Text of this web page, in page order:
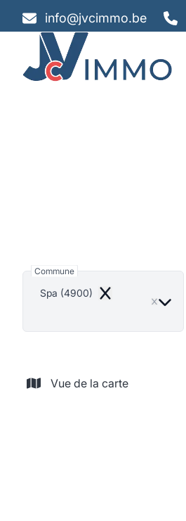
info@jvcimmo.be
Commune
Spa (4900)
Remove
Vue de la carte